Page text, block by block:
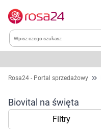
Kategorie
Chemia gospodarcza
Dla zwierząt
Rosa24 - Portal sprzedażowy
Biovital na święta
Filtry